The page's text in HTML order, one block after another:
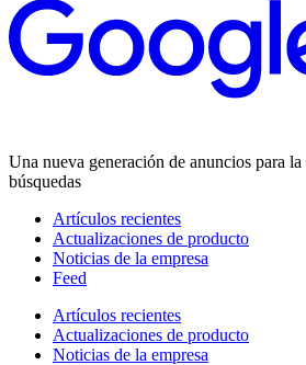
Una nueva generación de anuncios para
búsquedas
Artículos recientes
Actualizaciones de producto
Noticias de la empresa
Feed
Artículos recientes
Actualizaciones de producto
Noticias de la empresa